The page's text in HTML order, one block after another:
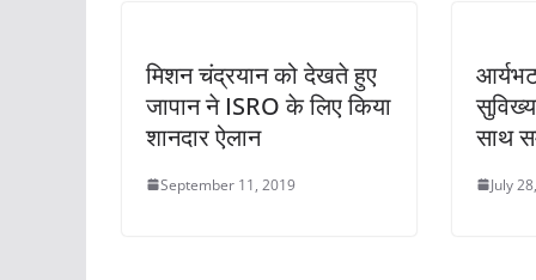
मिशन चंद्रयान को देखते हुए
जापान ने ISRO के लिए किया
शानदार ऐलान
September 11, 2019
साथ
July